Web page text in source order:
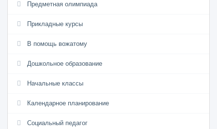
Предметная олимпиада
Прикладные курсы
В помощь вожатому
Дошкольное образование
Начальные классы
Календарное планирование
Социальный педагог